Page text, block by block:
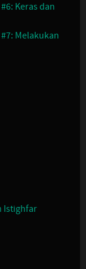
Keras dan
Melakukan
Istighfar